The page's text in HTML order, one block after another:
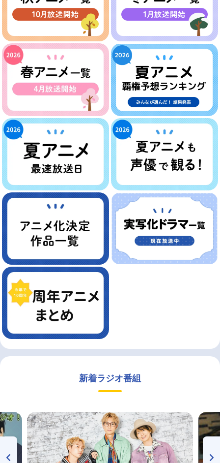
新着ラジオ番組